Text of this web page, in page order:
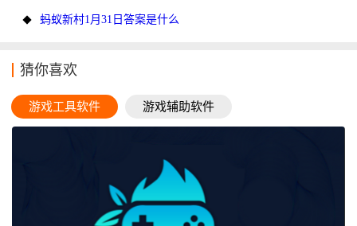
蚂蚁新村1月31日答案是什么
猜你喜欢
游戏工具软件 游戏辅助软件